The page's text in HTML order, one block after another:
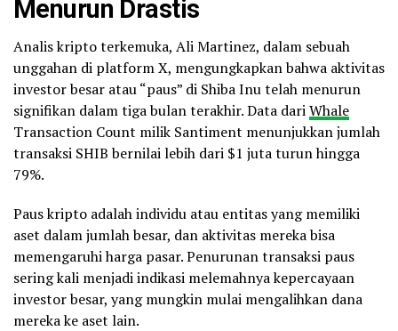
Menurun Drastis
Analis kripto terkemuka, Ali Martinez, dalam sebuah
unggahan di platform X, mengungkapkan bahwa aktivitas
investor besar atau “paus” di Shiba Inu telah menurun
signifikan dalam tiga bulan terakhir. Data dariWhale
Transaction Count milik Santiment menunjukkan jumlah
transaksi SHIB bernilai lebih dari $1 juta turun hingga
79%.
Paus kripto adalah individu atau entitas yang memiliki
aset dalam jumlah besar, dan aktivitas mereka bisa
memengaruhi harga pasar. Penurunan transaksi paus
sering kali menjadi indikasi melemahnya kepercayaan
investor besar, yang mungkin mulai mengalihkan dana
mereka ke aset lain.